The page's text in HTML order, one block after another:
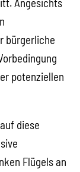
bürgerliche
potenziellen
diese
Flügels an